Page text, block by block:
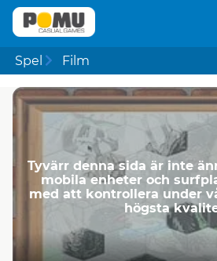
Spel Film
Tyvärr denna sida är inte
mobila enheter och
med att kontrollera under
högsta